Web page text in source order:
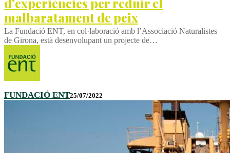
malbaratament de peix
La Fundació ENT, en col·laboració amb l’Associació Naturalistes
de Girona, està desenvolupant un projecte de…
FUNDACIÓ ENT25/07/2022